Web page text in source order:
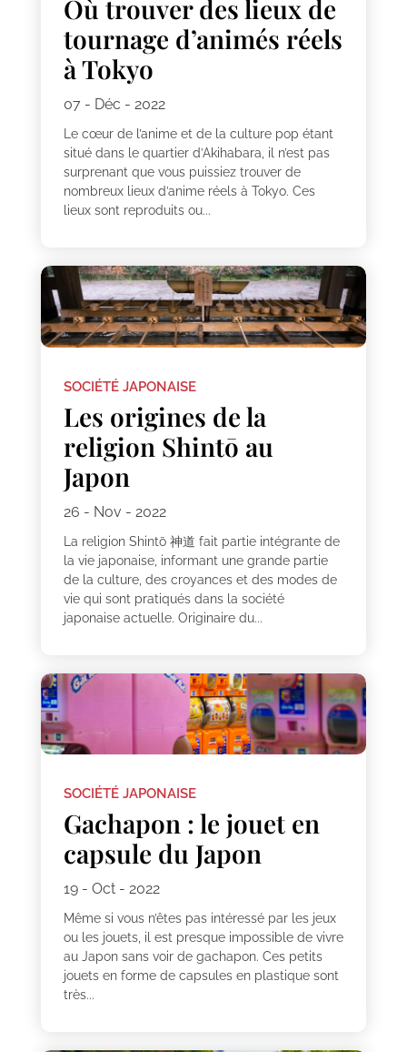
Où trouver des lieux de
tournage d’animés réels
à Tokyo
07 - Déc - 2022
Le cœur de l’anime et de la culture pop étant
situé dans le quartier d’Akihabara, il n’est pas
surprenant que vous puissiez trouver de
nombreux lieux d’anime réels à Tokyo. Ces
lieux sont reproduits ou...
SOCIÉTÉ JAPONAISE
Les origines de la
religion Shintō au
Japon
26 - Nov - 2022
La religion Shintō 神道 fait partie intégrante de
la vie japonaise, informant une grande partie
de la culture, des croyances et des modes de
vie qui sont pratiqués dans la société
japonaise actuelle. Originaire du...
SOCIÉTÉ JAPONAISE
Gachapon : le jouet en
capsule du Japon
19 - Oct - 2022
Même si vous n’êtes pas intéressé par les jeux
ou les jouets, il est presque impossible de vivre
au Japon sans voir de gachapon. Ces petits
jouets en forme de capsules en plastique sont
très...